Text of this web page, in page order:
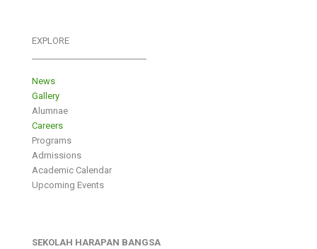
EXPLORE
News
Gallery
Alumnae
Careers
Programs
Admissions
Academic Calendar
Upcoming Events
SEKOLAH HARAPAN BANGSA